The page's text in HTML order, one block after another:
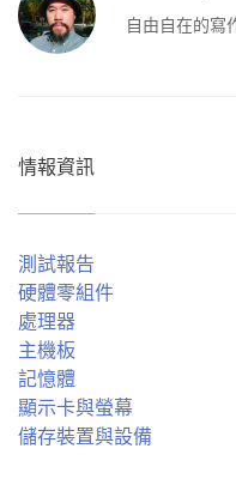
自由自在的寫
情報資訊
測試報告
硬體零組件
處理器
主機板
記憶體
顯示卡與螢幕
儲存裝置與設備